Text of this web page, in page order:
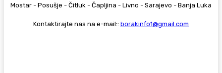
Mostar - Posušje - Čitluk - Čapljina - Livno - Sarajevo - Banja Luka
Kontaktirajte nas na e-mail:: borakinfo1@gmail.com